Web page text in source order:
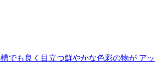
でも良く目立つ鮮やかな色彩の物が アッ